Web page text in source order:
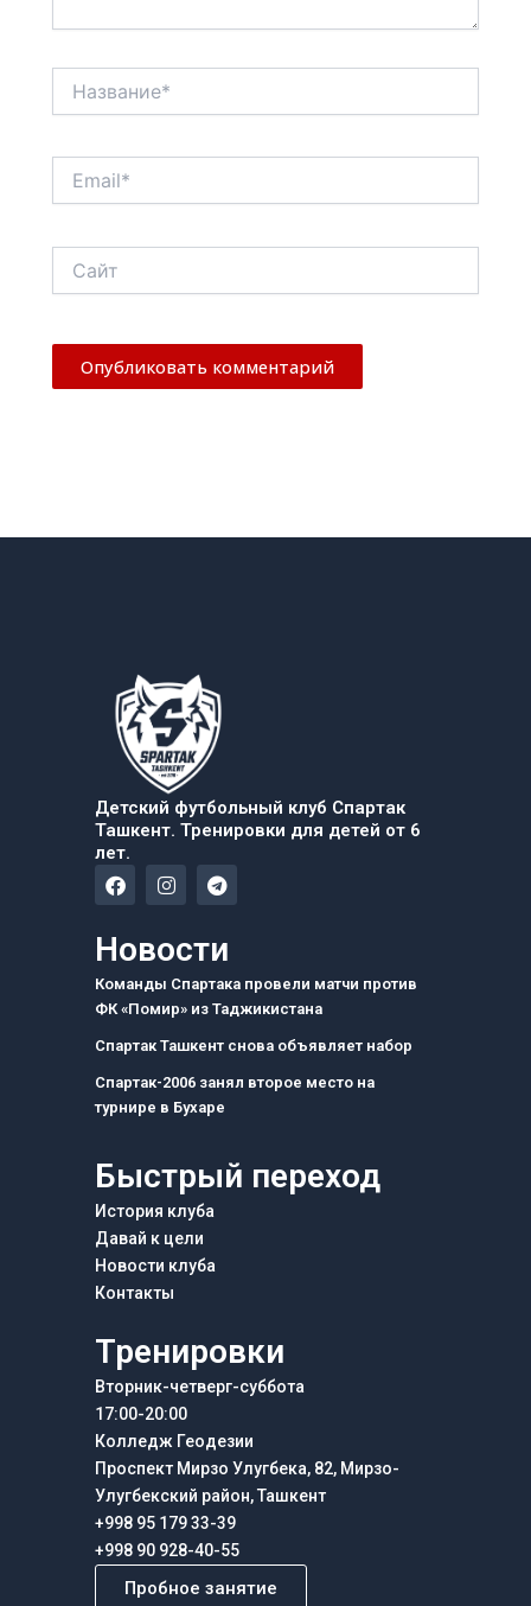
Детский футбольный клуб Спартак
Ташкент. Тренировки для детей от 6
лет.
F
a
e
b
o
k
I
n
a
g
r
a
m
T
e
g
a
m
Новости
Команды Спартака провели матчи против
ФК «Помир» из Таджикистана
Спартак Ташкент снова объявляет набор
Спартак-2006 занял второе место на
турнире в Бухаре
Быстрый переход
История клуба
Давай к цели
Новости клуба
Контакты
Тренировки
Вторник-четверг-суббота
17:00-20:00
Колледж Геодезии
Проспект Мирзо Улугбека, 82, Мирзо-
Улугбекский район, Ташкент
+998 95 179 33-39
+998 90 928-40-55
Пробное занятие